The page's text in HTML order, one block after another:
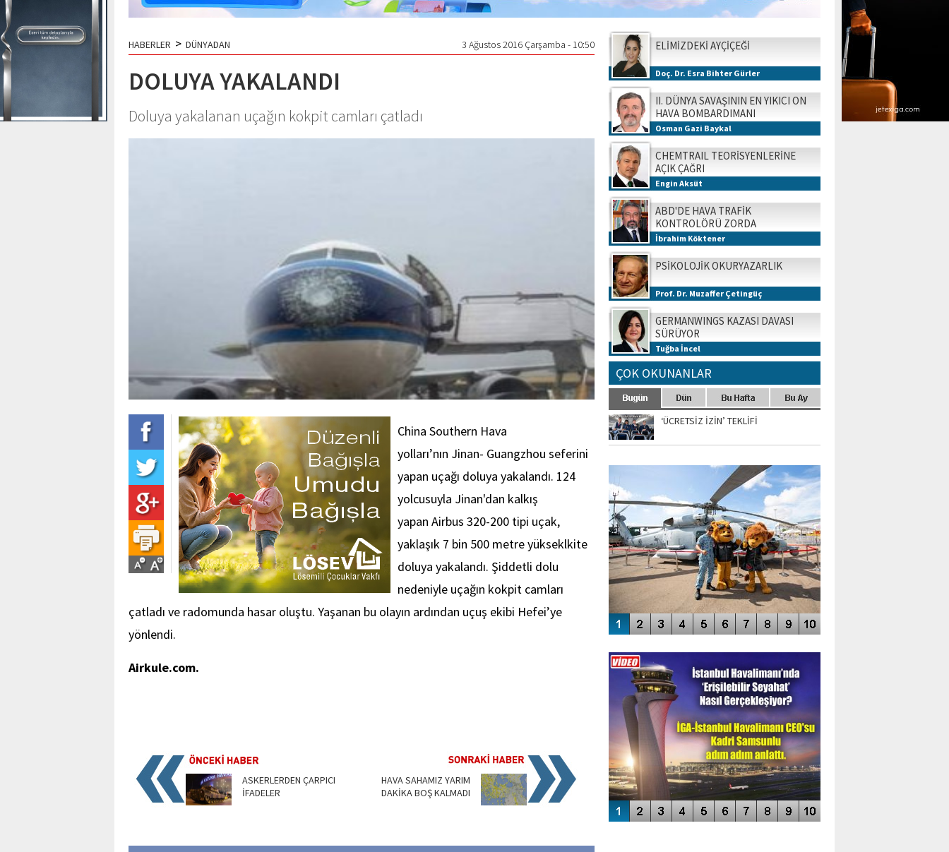
HABERLER > DÜNYADAN 3 Ağustos 2016 Çarşamba - 10:50
DOLUYA YAKALANDI
Doluya yakalanan uçağın kokpit camları çatladı
China Southern Hava
yolları’nın Jinan- Guangzhou seferini
yapan uçağı doluya yakalandı. 124
yolcusuyla Jinan'dan kalkış
yapan Airbus 320-200 tipi uçak,
yaklaşık 7 bin 500 metre yükseklkite
doluya yakalandı. Şiddetli dolu
nedeniyle uçağın kokpit camları
çatladı ve radomunda hasar oluştu. Yaşanan bu olayın ardından uçuş ekibi Hefei’ye
yönlendi.
Airkule.com.
ASKERLERDEN ÇARPICI
İFADELER
HAVA SAHAMIZ YARIM
DAKİKA BOŞ KALMADI
ELİMİZDEKİ AYÇİÇEĞİ
Doç. Dr. Esra Bihter Gürler
II. DÜNYA SAVAŞININ EN YIKICI ON
HAVA BOMBARDIMANI
Osman Gazi Baykal
CHEMTRAIL TEORİSYENLERİNE
AÇIK ÇAĞRI
Engin Aksüt
ABD'DE HAVA TRAFİK
KONTROLÖRÜ ZORDA
İbrahim Köktener
PSİKOLOJİK OKURYAZARLIK
Prof. Dr. Muzaffer Çetingüç
GERMANWINGS KAZASI DAVASI
SÜRÜYOR
Tuğba İncel
ÇOK OKUNANLAR
‘ÜCRETSİZ İZİN’ TEKLİFİ
SİNGAPUR AIRSHOW-2020
ENGELLERİN AŞILDIĞI HAVALİMANI